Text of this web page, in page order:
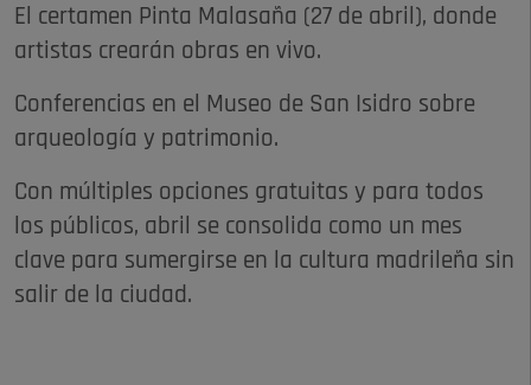
El certamen Pinta Malasaña (27 de abril), donde
artistas crearán obras en vivo.
Conferencias en el Museo de San Isidro sobre
arqueología y patrimonio.
Con múltiples opciones gratuitas y para todos
los públicos, abril se consolida como un mes
clave para sumergirse en la cultura madrileña sin
salir de la ciudad.